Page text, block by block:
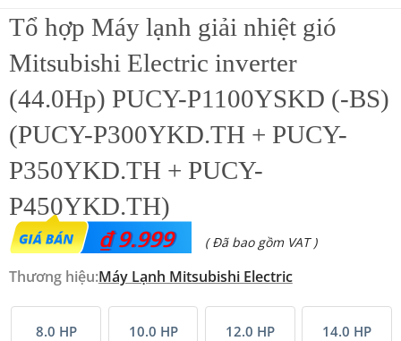
Tổ hợp Máy lạnh giải nhiệt gió
Mitsubishi Electric inverter
(44.0Hp) PUCY-P1100YSKD (-BS)
(PUCY-P300YKD.TH + PUCY-
P350YKD.TH + PUCY-
P450YKD.TH)
₫9.999 ( Đã bao gồm VAT )
Thương hiệu:Máy Lạnh Mitsubishi Electric
8.0 HP 10.0 HP 12.0 HP 14.0 HP